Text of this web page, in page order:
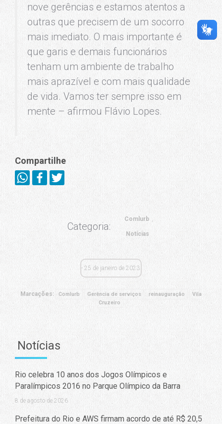
nove gerências e estamos atentos a
outras que precisem de um socorro
mais imediato. O mais importante é
que garis e demais funcionários
tenham um ambiente de trabalho
mais aprazível e com mais qualidade
de vida. Vamos ter sempre isso em
mente – afirmou Flávio Lopes.
Compartilhe
Categoria:
Comlurb
Notícias
25 de janeiro de 2023
Marcações: Comlurb Gerência de serviços reinauguração
Vila
Cruzeiro
Notícias
Rio celebra 10 anos dos Jogos Olímpicos e
Paralímpicos 2016 no Parque Olímpico da Barra
8 de agosto de 2026
Prefeitura do Rio e AWS firmam acordo de até R$ 20,5